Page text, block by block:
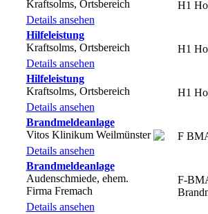
Kraftsolms, Ortsbereich
Details ansehen
H1
Hilfeleistung
Kraftsolms, Ortsbereich
Details ansehen
H1
Hilfeleistung
Kraftsolms, Ortsbereich
Details ansehen
H1
Brandmeldeanlage
Vitos Klinikum Weilmünster
Details ansehen
F
Brandmeldeanlage
Audenschmiede, ehem.
Firma Fremach
Details ansehen
F-